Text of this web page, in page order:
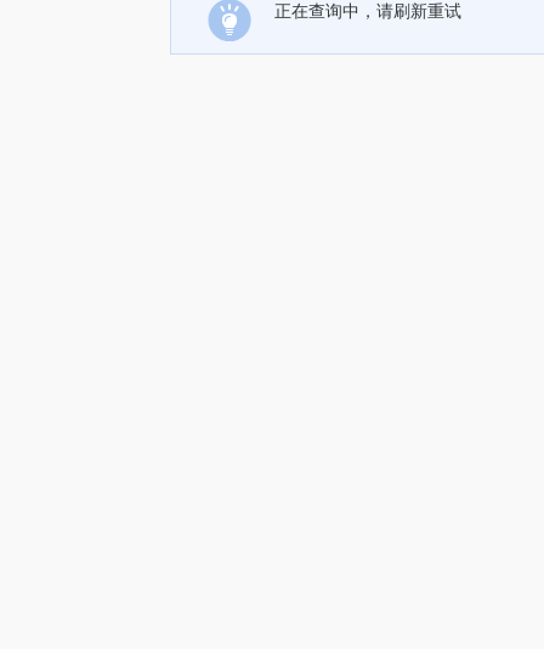
正在查询中，请刷新重试